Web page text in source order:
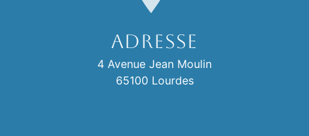
Adresse
4 Avenue Jean Moulin
65100 Lourdes